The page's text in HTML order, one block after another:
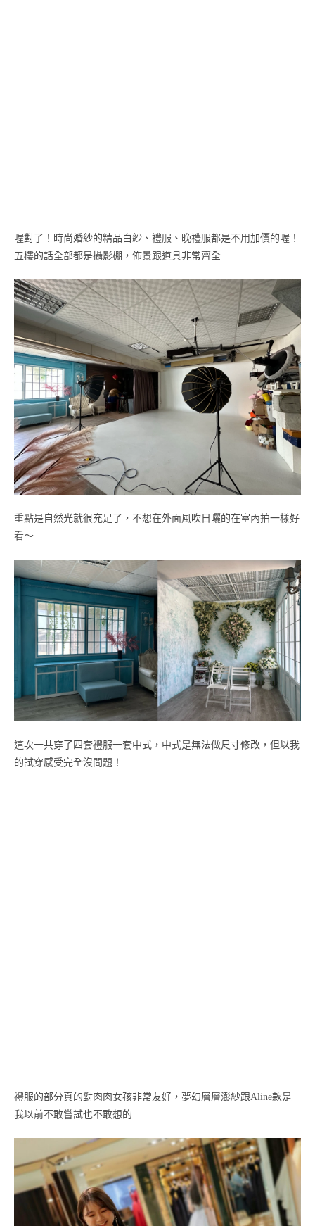
喔對了！時尚婚紗的精品白紗、禮服、晚禮服都是不用加價的喔！
五樓的話全部都是攝影棚，佈景跟道具非常齊全
重點是自然光就很充足了，不想在外面風吹日曬的在室內拍一樣好
看～
這次一共穿了四套禮服一套中式，中式是無法做尺寸修改，但以我
的試穿感受完全沒問題！
禮服的部分真的對肉肉女孩非常友好，夢幻層層澎紗跟Aline款是
我以前不敢嘗試也不敢想的